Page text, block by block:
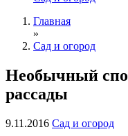
Главная
»
Сад и огород
Необычный
рассады
9.11.2016 Сад и огород